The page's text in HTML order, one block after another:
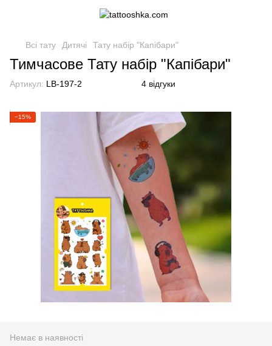
Всі тату Дитячі Тату набір "Капібари"
Тимчасове Тату набір "Капібари"
Артикул: LB-197-2 4 відгуки
−15%
Немає в наявності